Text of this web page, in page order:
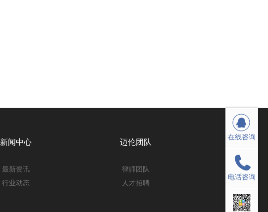
新闻中心
最新资讯
行业动态
迈伦团队
律师团队
人才招聘
在线咨询
电话咨询
在线咨询
电话咨询